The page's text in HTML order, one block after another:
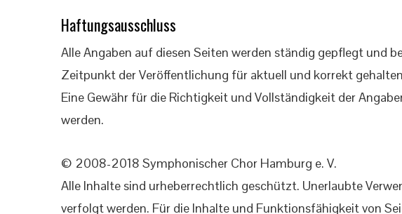
Haftungsausschluss
Alle Angaben auf diesen Seiten werden ständig gepflegt und
Zeitpunkt der Veröffentlichung für aktuell und korrekt
Eine Gewähr für die Richtigkeit und Vollständigkeit der
werden.
© 2008-2018 Symphonischer Chor Hamburg e. V.
Alle Inhalte sind urheberrechtlich geschützt. Unerlaubte
verfolgt werden. Für die Inhalte und Funktionsfähigkeit von